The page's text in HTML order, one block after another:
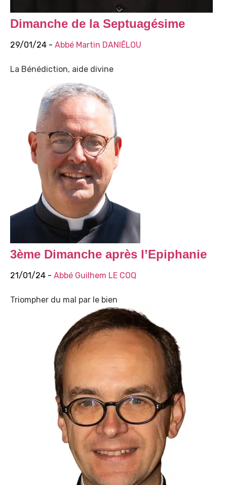
Dimanche de la Septuagésime
29/01/24 - Abbé Martin DANIÉLOU
La Bénédiction, aide divine
3ème Dimanche après l’Epiphanie
21/01/24 - Abbé Guilhem LE COQ
Triompher du mal par le bien